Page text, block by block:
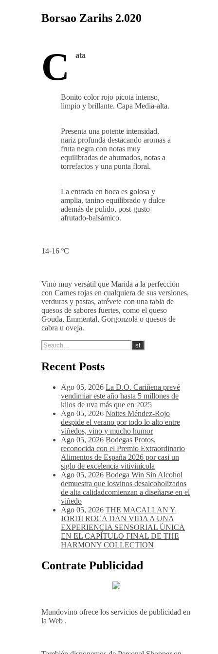
Borsao Zarihs 2.020
C ata
limpio y brillante. Capa Media-alta.
Presenta una potente intensidad,
nariz profunda destacando aromas a
fruta negra con notas muy
torrefactos y una punta floral.
además de pulido, post-gusto
14-16 ºC
Vino muy versátil que Marida a la perfección
con Carnes rojas en cualquiera de sus versiones,
verduras y pastas, atrévete con una tabla de
quesos de sabores fuertes, como el queso
cabra u oveja.
Recent Posts
Ago 05, 2026 La D.O. Cariñena prevé
vendimiar este año hasta 5 millones de
kilos de uva más que en 2025
Ago 05, 2026 Noites Méndez-Rojo
despide el verano por todo lo alto entre
viñedos, vino y mucho humor
Ago 05, 2026 Bodegas Protos,
reconocida con el Premio Extraordinario
Alimentos de España 2026 por casi un
siglo de excelencia vitivinícola
Ago 05, 2026 Bodega Win Sin Alcohol
demuestra que losvinos desalcoholizados
de alta calidadcomienzan a diseñarse en el
viñedo
Ago 05, 2026 THE MACALLAN Y
EXPERIENCIA SENSORIAL ÚNICA
HARMONY COLLECTION
Mundovino ofrece los servicios de publicidad en